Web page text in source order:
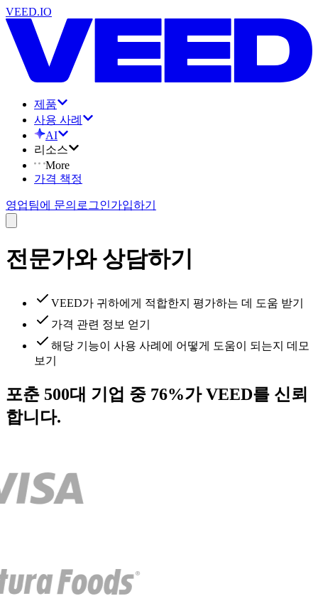
VEED.IO
제품
사용 사례
AI
리소스
More
가격 책정
영업팀에 문의 로그인가입하기
전문가와 상담하기
VEED가 귀하에게 적합한지 평가하는 데 도움 받기
가격 관련 정보 얻기
해당 기능이 사용 사례에 어떻게 도움이 되는지 데모
보기
포춘 500대 기업 중 76%가 VEED를 신뢰
합니다.